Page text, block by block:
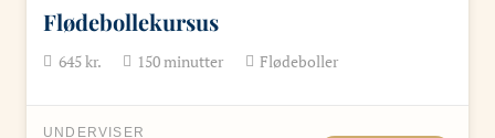
Flødebollekursus
645kr. 150minutter Flødeboller
UNDERVISER